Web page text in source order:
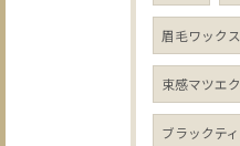
眉毛ワックス
束感マツエク
ブラックテ